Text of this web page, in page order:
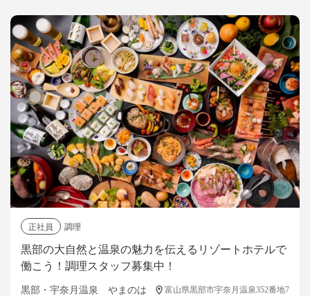
正社員
調理
黒部の大自然と温泉の魅力を伝えるリゾートホテルで
働こう！調理スタッフ募集中！
黒部・宇奈月温泉 やまのは 富山県黒部市宇奈月温泉352番地7